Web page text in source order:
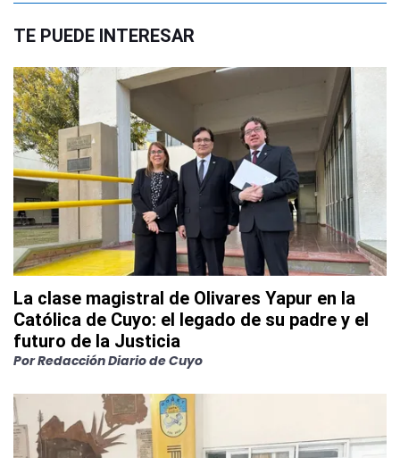
TE PUEDE INTERESAR
La clase magistral de Olivares Yapur en la
Católica de Cuyo: el legado de su padre y el
futuro de la Justicia
PorRedacción Diario de Cuyo